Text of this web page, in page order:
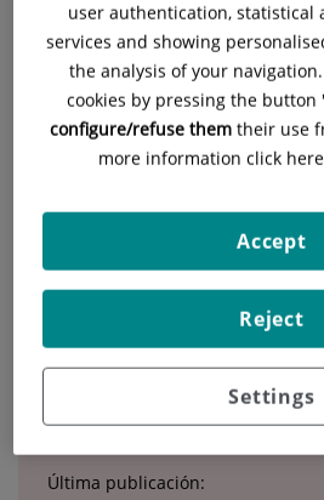
Hospital Quirónsalud San José
C/ Cartagena, 111
28002 Madrid
Última publicación:
user authentication, statistical
services and showing
the analysis of your
cookies by pressing the button
configure/refuse them their use
more information click
Settings
Reject
Accept